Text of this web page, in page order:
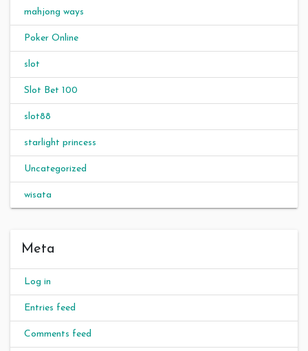
mahjong ways
Poker Online
slot
Slot Bet 100
slot88
starlight princess
Uncategorized
wisata
Meta
Log in
Entries feed
Comments feed